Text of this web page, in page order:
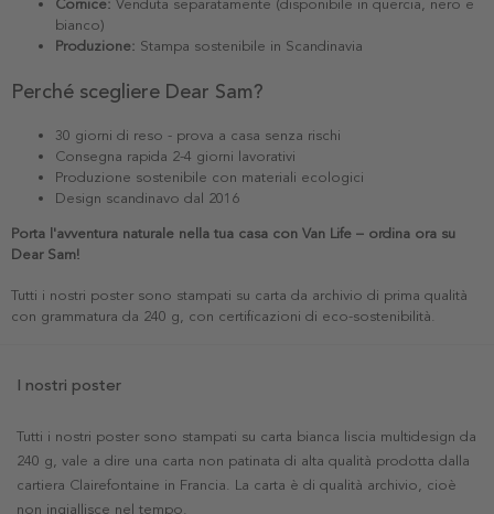
Cornice: Venduta separatamente (disponibile in quercia, nero e
bianco)
Produzione: Stampa sostenibile in Scandinavia
Perché scegliere Dear Sam?
30 giorni di reso - prova a casa senza rischi
Consegna rapida 2-4 giorni lavorativi
Produzione sostenibile con materiali ecologici
Design scandinavo dal 2016
Porta l'avventura naturale nella tua casa con Van Life – ordina ora su
Dear Sam!
Tutti i nostri poster sono stampati su carta da archivio di prima qualità
con grammatura da 240 g, con certificazioni di eco-sostenibilità.
I nostri poster
Tutti i nostri poster sono stampati su carta bianca liscia multidesign da
240 g, vale a dire una carta non patinata di alta qualità prodotta dalla
cartiera Clairefontaine in Francia. La carta è di qualità archivio, cioè
non ingiallisce nel tempo.